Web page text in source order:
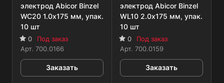
электрод Abicor Binzel
WC20 1.0х175 мм, упак.
10 шт
0
Под заказ
Арт. 700.0166
Заказать
электрод Abicor Binzel
WL10 2.0х175 мм, упак.
10 шт
0
Под заказ
Арт. 700.0159
Заказать